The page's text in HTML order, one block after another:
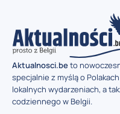
Aktualnosci.beto
specjalnie z myślą o
lokalnych wydarzeniach, a
codziennego w Belgii.